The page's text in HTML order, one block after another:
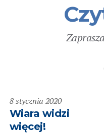
8 stycznia 2020
Wiara widzi
więcej!